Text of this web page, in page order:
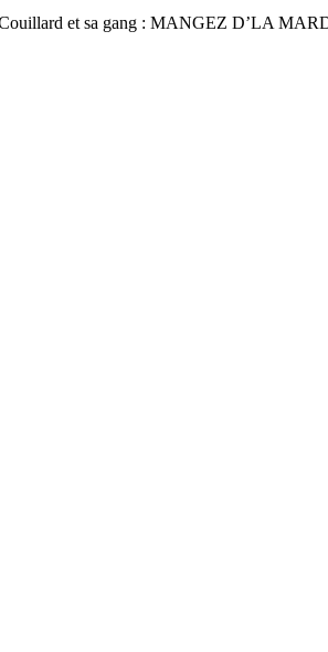
et sa gang : MANGEZ D’LA